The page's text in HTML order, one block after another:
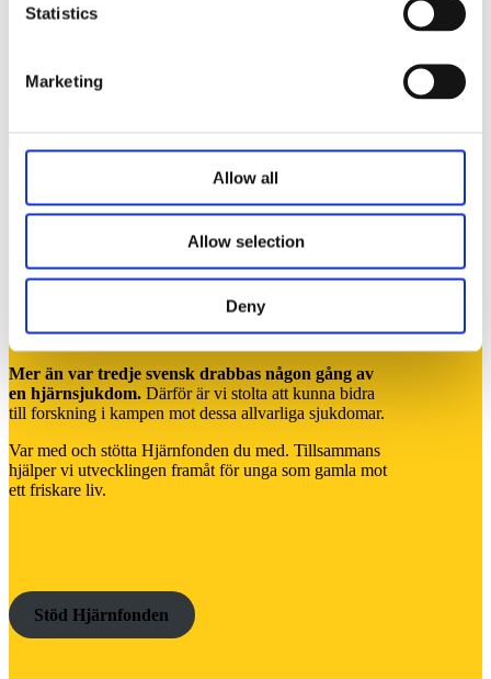
Statistics
Marketing
Allow all
Allow selection
Deny
Jobba hos oss
Stockholm
Vi stödjer Hjärnfonden
Mer än var tredje svensk drabbas någon gång av
en hjärnsjukdom. Därför är vi stolta att kunna bidra
till forskning i kampen mot dessa allvarliga sjukdomar.
Var med och stötta Hjärnfonden du med. Tillsammans
hjälper vi utvecklingen framåt för unga som gamla mot
ett friskare liv.
Stöd Hjärnfonden